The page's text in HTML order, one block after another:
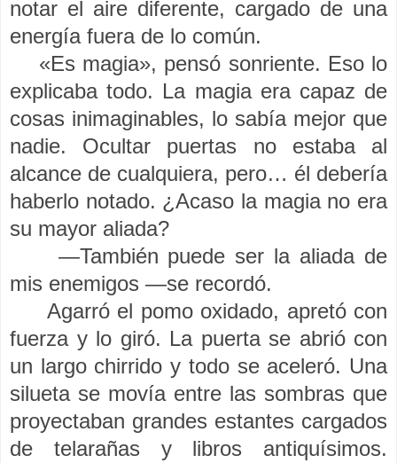
notar el aire diferente, cargado de una
energía fuera de lo común.
«Es magia», pensó sonriente. Eso lo
explicaba todo. La magia era capaz de
cosas inimaginables, lo sabía mejor que
nadie. Ocultar puertas no estaba al
alcance de cualquiera, pero… él debería
haberlo notado. ¿Acaso la magia no era
su mayor aliada?
—También puede ser la aliada de
mis enemigos —se recordó.
Agarró el pomo oxidado, apretó con
fuerza y lo giró. La puerta se abrió con
un largo chirrido y todo se aceleró. Una
silueta se movía entre las sombras que
proyectaban grandes estantes cargados
de telarañas y libros antiquísimos.